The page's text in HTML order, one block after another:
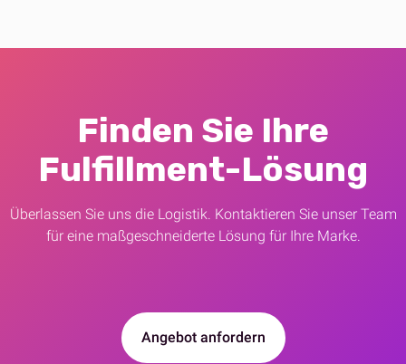
Finden Sie Ihre
Fulfillment-Lösung
Überlassen Sie uns die Logistik. Kontaktieren Sie unser Team
für eine maßgeschneiderte Lösung für Ihre Marke.
Angebot anfordern